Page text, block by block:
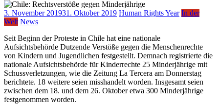
3. November 201931. Oktober 2019 Human Rights Year In der
Welt News
Seit Beginn der Proteste in Chile hat eine nationale
Aufsichtsbehörde Dutzende Verstöße gegen die Menschenrechte
von Kindern und Jugendlichen festgestellt. Demnach registrierte die
nationale Aufsichtsbehörde für Kinderrechte 25 Minderjährige mit
Schussverletzungen, wie die Zeitung La Tercera am Donnerstag
berichtete. 18 weitere seien misshandelt worden. Insgesamt seien
zwischen dem 18. und dem 26. Oktober etwa 300 Minderjährige
festgenommen worden.